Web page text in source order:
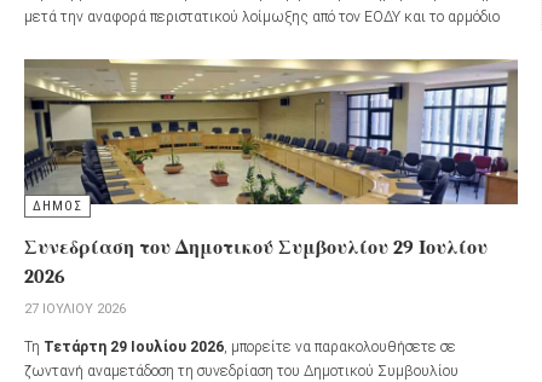
μετά την αναφορά περιστατικού λοίμωξης από τον ΕΟΔΥ και το αρμόδιο
ΔΗΜΟΣ
Συνεδρίαση του Δημοτικού Συμβουλίου 29 Ιουλίου
2026
27 ΙΟΥΛΊΟΥ 2026
Τη Τετάρτη 29 Ιουλίου 2026, μπορείτε να παρακολουθήσετε σε
ζωντανή αναμετάδοση τη συνεδρίαση του Δημοτικού Συμβουλίου